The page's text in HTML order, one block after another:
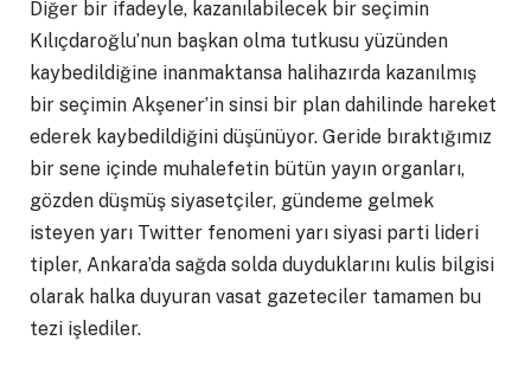
Diğer bir ifadeyle, kazanılabilecek bir seçimin
Kılıçdaroğlu’nun başkan olma tutkusu yüzünden
kaybedildiğine inanmaktansa halihazırda kazanılmış
bir seçimin Akşener’in sinsi bir plan dahilinde hareket
ederek kaybedildiğini düşünüyor. Geride bıraktığımız
bir sene içinde muhalefetin bütün yayın organları,
gözden düşmüş siyasetçiler, gündeme gelmek
isteyen yarı Twitter fenomeni yarı siyasi parti lideri
tipler, Ankara’da sağda solda duyduklarını kulis bilgisi
olarak halka duyuran vasat gazeteciler tamamen bu
tezi işlediler.